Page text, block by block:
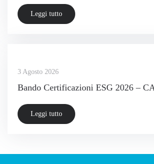
Leggi tutto
3 Agosto 2026
Bando Certificazioni ESG 2026 –
Leggi tutto